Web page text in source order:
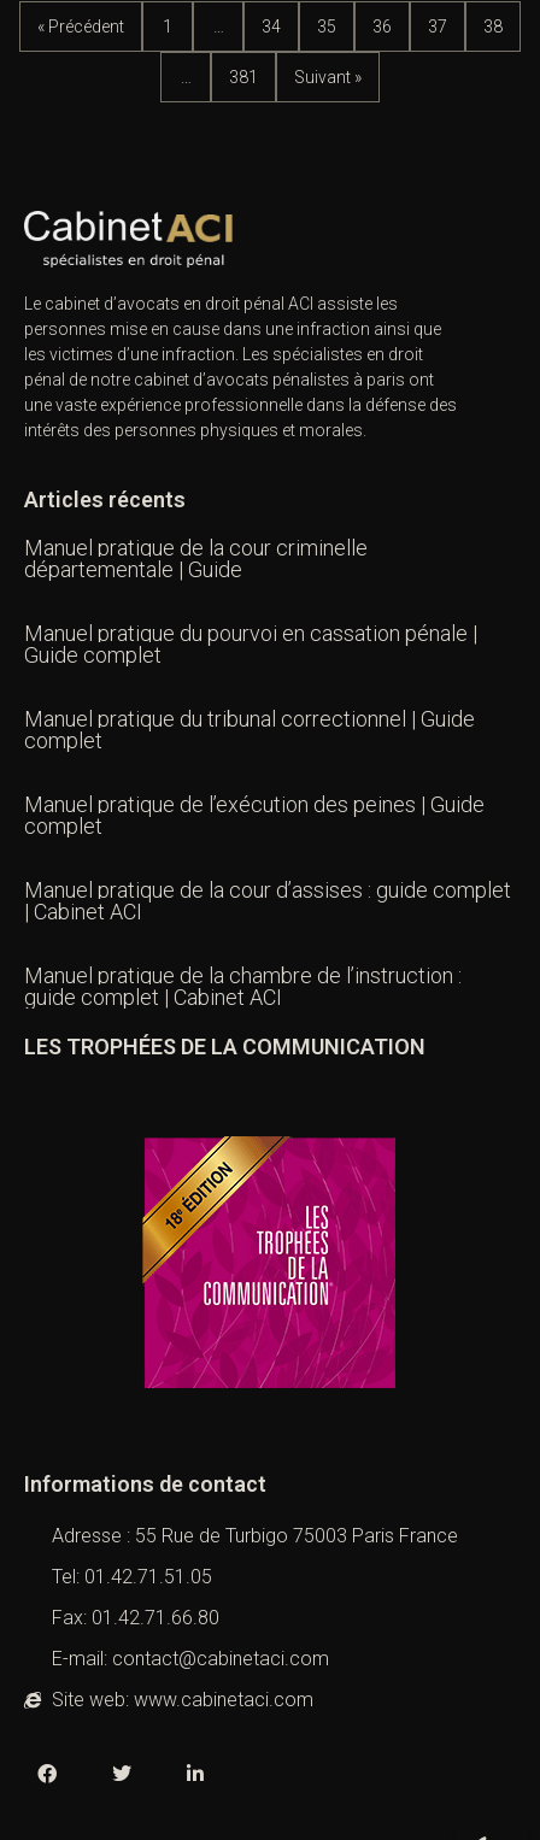
« Précédent 1 34 35 36 37 38
381 Suivant »
Le cabinet d’avocats en droit pénal ACI assiste les
personnes mise en cause dans une infraction ainsi que
les victimes d’une infraction. Les spécialistes en droit
pénal de notre cabinet d’avocats pénalistes à paris ont
une vaste expérience professionnelle dans la défense des
intérêts des personnes physiques et morales.
Articles récents
Manuel pratique de la cour criminelle
départementale | Guide
Manuel pratique du pourvoi en cassation pénale |
Guide complet
Manuel pratique du tribunal correctionnel | Guide
complet
Manuel pratique de l’exécution des peines | Guide
complet
Manuel pratique de la cour d’assises : guide complet
| Cabinet ACI
Manuel pratique de la chambre de l’instruction :
guide complet | Cabinet ACI
LES TROPHÉES DE LA COMMUNICATION
Informations de contact
Adresse : 55 Rue de Turbigo 75003 Paris France
Tel: 01.42.71.51.05
Fax: 01.42.71.66.80
E-mail: contact@cabinetaci.com
Site web: www.cabinetaci.com